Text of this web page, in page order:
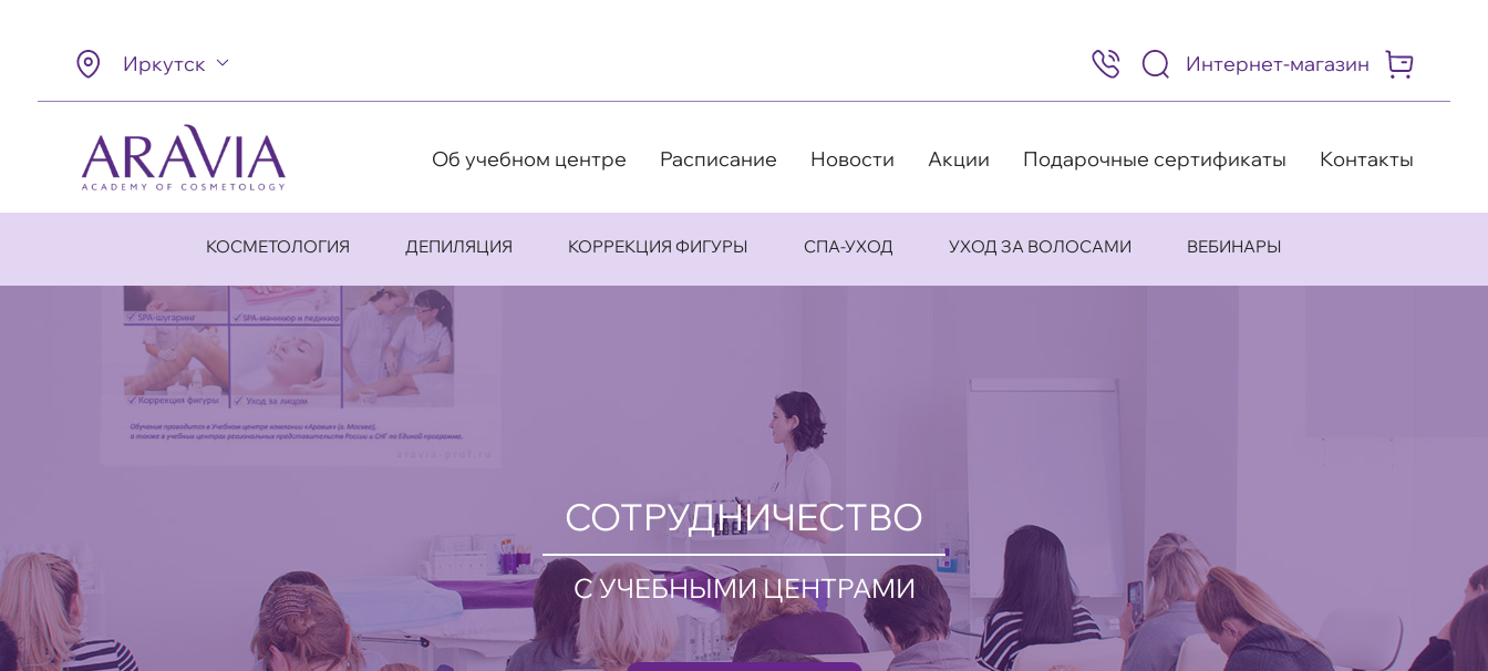
Иркутск
8
(495)
505-
98
Интернет-магазин
Об учебном центре Расписание Новости Акции Подарочные сертификаты Контакты
КОСМЕТОЛОГИЯ ДЕПИЛЯЦИЯ КОРРЕКЦИЯ ФИГУРЫ СПА-УХОД УХОД ЗА ВОЛОСАМИ ВЕБИНАРЫ
СОТРУДНИЧЕСТВО
С УЧЕБНЫМИ ЦЕНТРАМИ